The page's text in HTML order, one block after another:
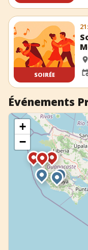
SOIRÉE
Événements
+
−